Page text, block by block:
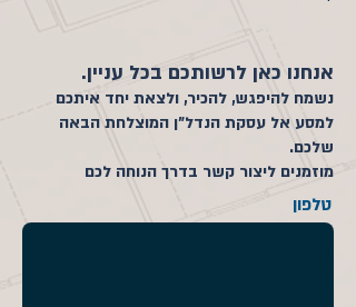
אנחנו כאן לרשותכם בכל עניין.
נשמח להיפגש, להכיר, ולצאת יחד איתכם
למסע אל עסקת הנדל"ן המוצלחת הבאה
שלכם.
מוזמנים ליצור קשר בדרך הנוחה לכם
טלפון